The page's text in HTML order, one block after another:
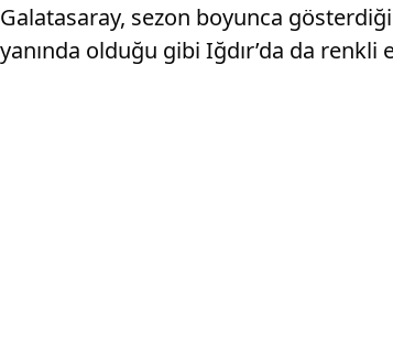
Galatasaray, sezon boyunca
yanında olduğu gibi Iğdır’da da renkli